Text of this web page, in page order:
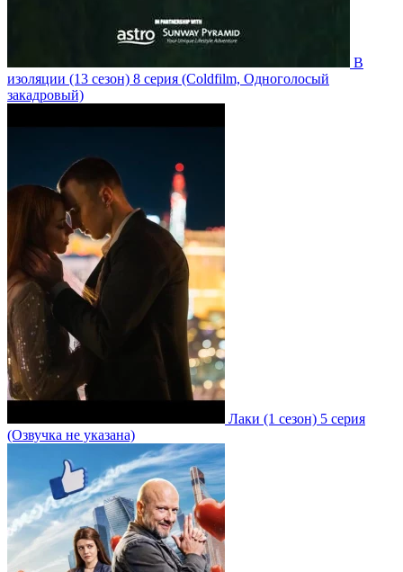
В
изоляции (13 сезон) 8 серия (Coldfilm, Одноголосый
закадровый)
Лаки (1 сезон) 5 серия
(Озвучка не указана)